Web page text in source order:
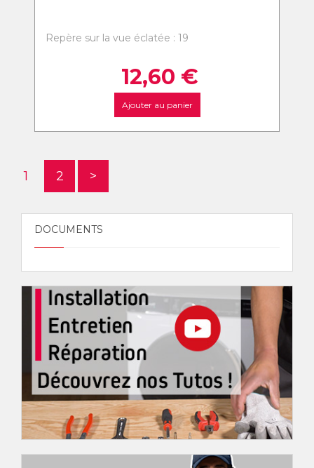
Repère sur la vue éclatée : 19
12,60 €
Ajouter au panier
1 2 >
DOCUMENTS